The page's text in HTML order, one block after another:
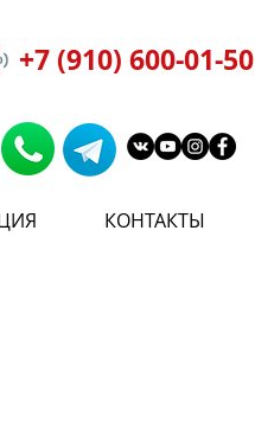
+7 (910) 600-01-50
КОНТАКТЫ